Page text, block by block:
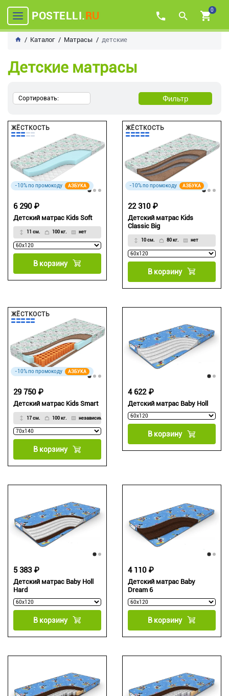
POSTELLI.RU 0
Каталог Матрасы детские
Детские матрасы
Сортировать: Фильтр
ЖЁСТКОСТЬ
-10% по промокоду АЗБУКА
Детский матрас Kids Soft
11 см. 100 кг. нет
6 290 ₽
В корзину
ЖЁСТКОСТЬ
-10% по промокоду АЗБУКА
Детский матрас Kids
Classic Big
10 см. 80 кг. нет
22 310 ₽
В корзину
ЖЁСТКОСТЬ
-10% по промокоду АЗБУКА
Детский матрас Kids Smart
17 см. 100 кг. независимый
29 750 ₽
В корзину
Детский матрас Baby Holl
4 622 ₽
В корзину
Детский матрас Baby Holl
Hard
5 383 ₽
В корзину
Детский матрас Baby
Dream 6
4 110 ₽
В корзину